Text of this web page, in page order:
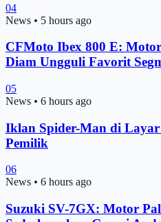
04
News • 5 hours ago
CFMoto Ibex 800 E:
Diam Ungguli Favorit
05
News • 6 hours ago
Iklan Spider-Man di
Pemilik
06
News • 6 hours ago
Suzuki SV-7GX: Motor